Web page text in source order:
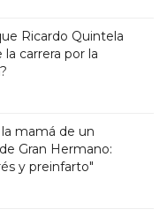
Ricardo Quintela
carrera por la
mamá de un
Gran Hermano:
y preinfarto"